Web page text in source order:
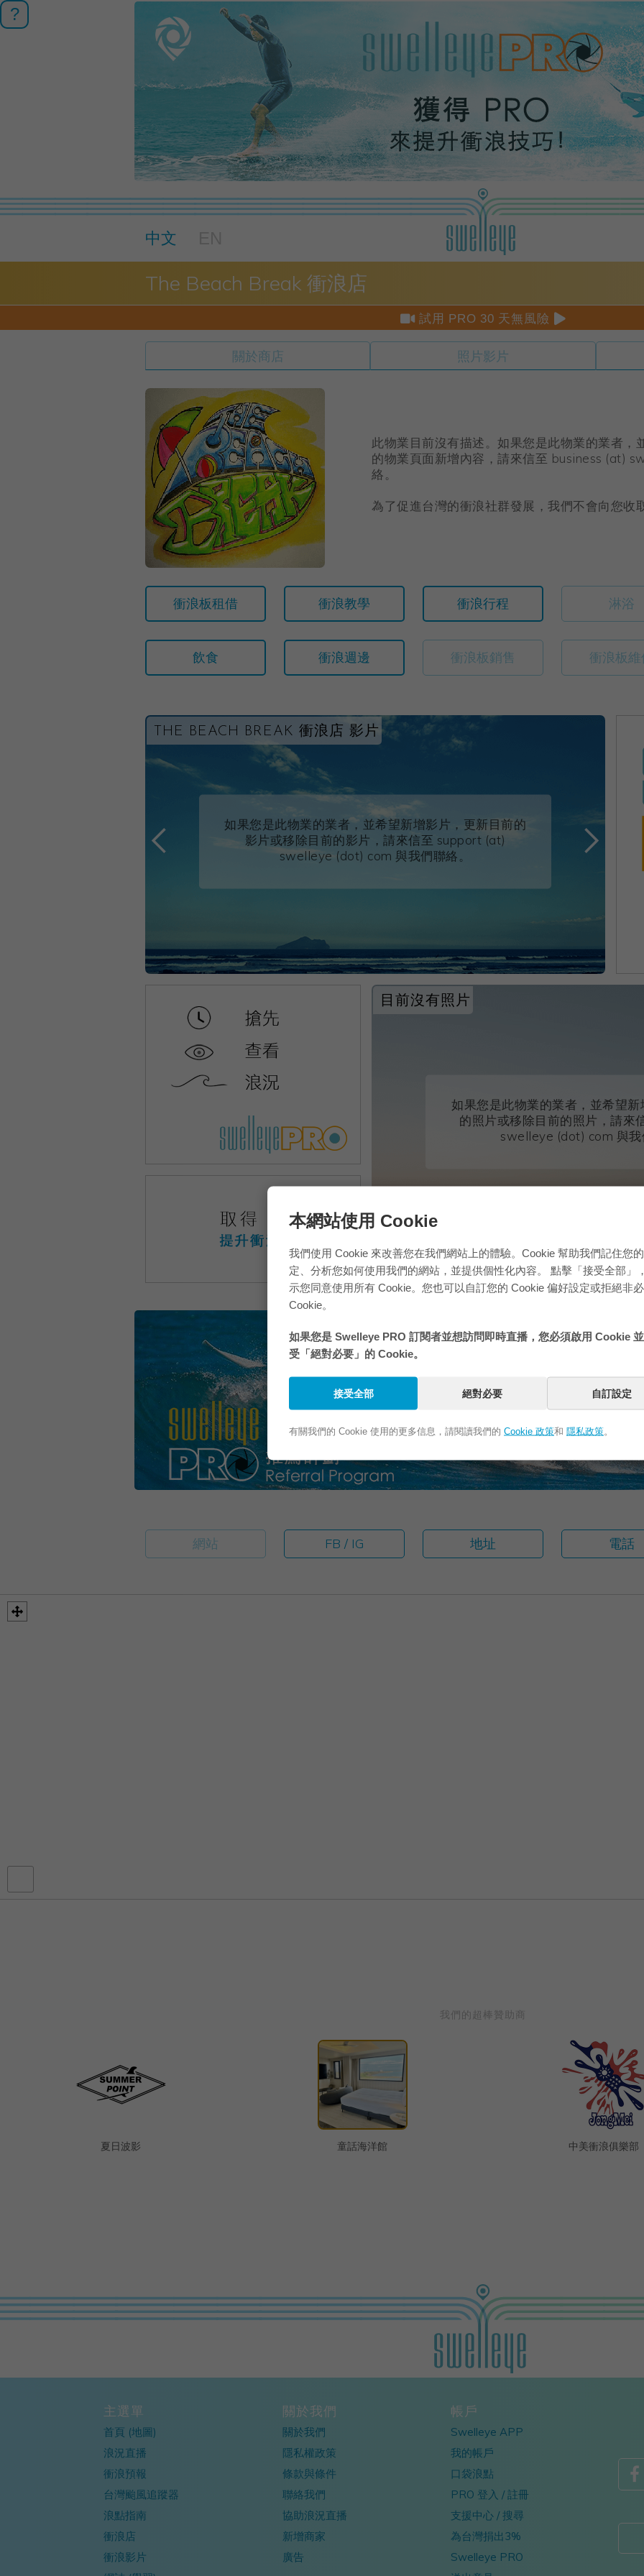
本網站使用 Cookie
我們使用 Cookie 來改善您在我們網站上的體驗。Cookie 幫助我們記住您
定、分析您如何使用我們的網站，並提供個性化內容。 點擊「接受全部」
示您同意使用所有 Cookie。您也可以自訂您的 Cookie 偏好設定或拒絕非
Cookie。
如果您是 Swelleye PRO 訂閱者並想訪問即時直播，您必須啟用 Cookie
受「絕對必要」的 Cookie。
接受全部 絕對必要 自訂設定
有關我們的 Cookie 使用的更多信息，請閱讀我們的 Cookie 政策和 隱私政策。
?
中文
The Beach Break 衝浪店
 試用 PRO 30 天無風險 
關於商店 照片影片
此物業目前沒有描述。如果您是此物業的業者
的物業頁面新增內容，請來信至 business (at)
絡。
為了促進台灣的衝浪社群發展，我們不會向您收
衝浪板租借 衝浪教學 衝浪行程 淋浴
飲食 衝浪週邊 衝浪板銷售 衝浪板
THE BEACH BREAK 衝浪店 影片
如果您是此物業的業者，並希望新增影片，更新目前的
影片或移除目前的影片，請來信至 support (at)
swelleye (dot) com 與我們聯絡。
目前沒有照片
如果您是此物業的業者，並希望
的照片或移除目前的照片，請來
swelleye (dot) com 與我
如果您在照片裡但
網站 FB / IG 地址 電話
我們的超棒贊助商
童話海洋館 中美衝浪俱樂部 狂衝浪
主選單
首頁 (地圖)
浪況直播
衝浪預報
台灣颱風追蹤器
浪點指南
衝浪店
衝浪影片
關於我們
關於我們
隱私權政策
條款與條件
聯絡我們
協助浪況直播
新增商家
廣告
帳戶
Swelleye APP
我的帳戶
口袋浪點
PRO 登入 / 註冊
支援中心 / 搜尋
為台灣捐出3%
Swelleye PRO
